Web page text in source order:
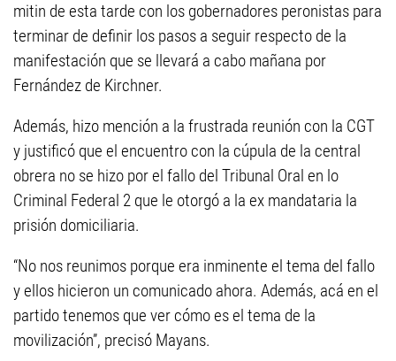
mitin de esta tarde con los gobernadores peronistas para
terminar de definir los pasos a seguir respecto de la
manifestación que se llevará a cabo mañana por
Fernández de Kirchner.
Además, hizo mención a la frustrada reunión con la CGT
y justificó que el encuentro con la cúpula de la central
obrera no se hizo por el fallo del Tribunal Oral en lo
Criminal Federal 2 que le otorgó a la ex mandataria la
prisión domiciliaria.
“No nos reunimos porque era inminente el tema del fallo
y ellos hicieron un comunicado ahora. Además, acá en el
partido tenemos que ver cómo es el tema de la
movilización”, precisó Mayans.